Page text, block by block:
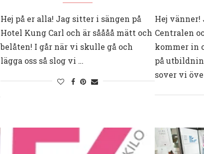
Hej på er alla! Jag sitter i sängen på
Hotel Kung Carl och är såååå mätt och
belåten! I går när vi skulle gå och
lägga oss så slog vi …
Hej vänner!
Centralen
kommer in
på
sover vi